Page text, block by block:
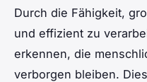
Durch die Fähigkeit,
und effizient zu
erkennen, die
verborgen bleiben.